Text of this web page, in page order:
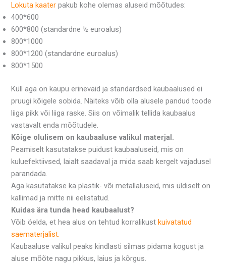
Lokuta kaater pakub kohe olemas aluseid mõõtudes:
400*600
600*800 (standardne ½ euroalus)
800*1000
800*1200 (standardne euroalus)
800*1500
Küll aga on kaupu erinevaid ja standardsed kaubaalused ei
pruugi kõigele sobida. Näiteks võib olla alusele pandud toode
liiga pikk või liiga raske. Siis on võimalik tellida kaubaalus
vastavalt enda mõõtudele.
Kõige olulisem on kaubaaluse valikul materjal.
Peamiselt kasutatakse puidust kaubaaluseid, mis on
kuluefektiivsed, laialt saadaval ja mida saab kergelt vajadusel
parandada.
Aga kasutatakse ka plastik- või metallaluseid, mis üldiselt on
kallimad ja mitte nii eelistatud.
Kuidas ära tunda head kaubaalust?
Võib öelda, et hea alus on tehtud korralikustkuivatatud
saematerjalist.
Kaubaaluse valikul peaks kindlasti silmas pidama kogust ja
aluse mõõte nagu pikkus, laius ja kõrgus.